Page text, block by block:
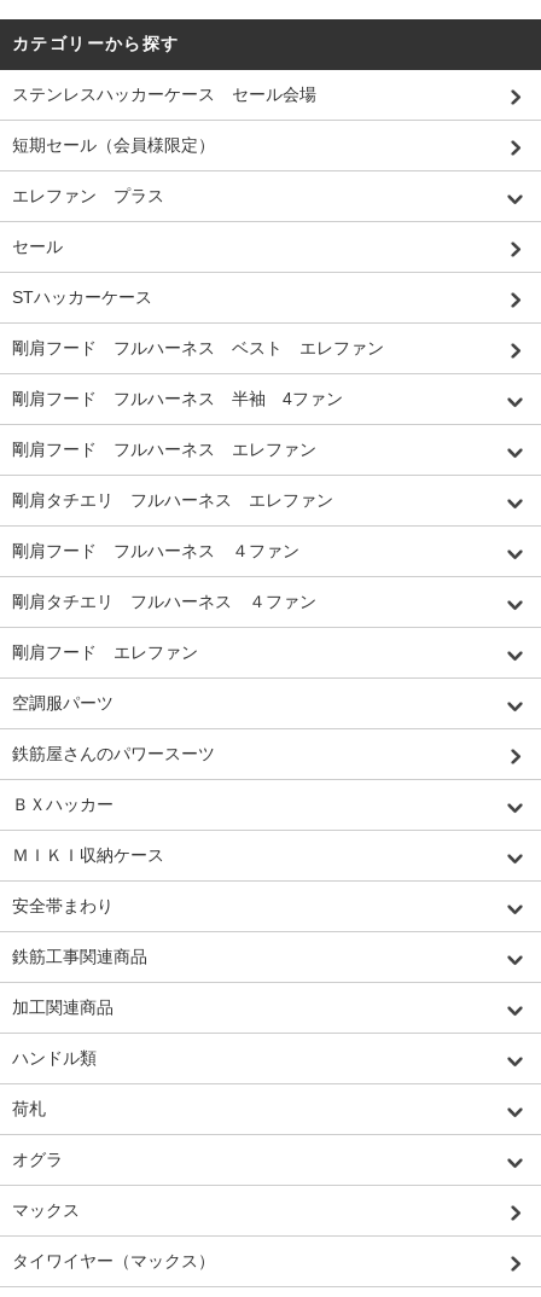
カテゴリーから探す
ステンレスハッカーケース セール会場
短期セール（会員様限定）
エレファン プラス
セール
STハッカーケース
剛肩フード フルハーネス ベスト エレファン
剛肩フード フルハーネス 半袖 4ファン
剛肩フード フルハーネス エレファン
剛肩タチエリ フルハーネス エレファン
剛肩フード フルハーネス ４ファン
剛肩タチエリ フルハーネス ４ファン
剛肩フード エレファン
空調服パーツ
鉄筋屋さんのパワースーツ
ＢＸハッカー
ＭＩＫＩ収納ケース
安全帯まわり
鉄筋工事関連商品
加工関連商品
ハンドル類
荷札
オグラ
マックス
タイワイヤー（マックス）